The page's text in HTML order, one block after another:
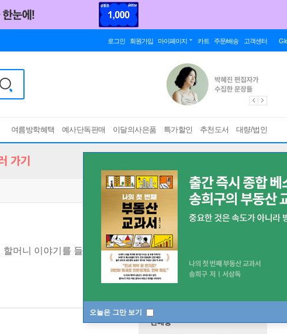
로그인 회원가입 마이페이지 카트 주문/배송 고객센터
여름방학혜택 예사단독판매 이달의사은품 특가할인 추천도서 대량/법인
오늘은 그만 보기
가기
할머니 이야기를 들려주세요[ 개정판 ]
판매중